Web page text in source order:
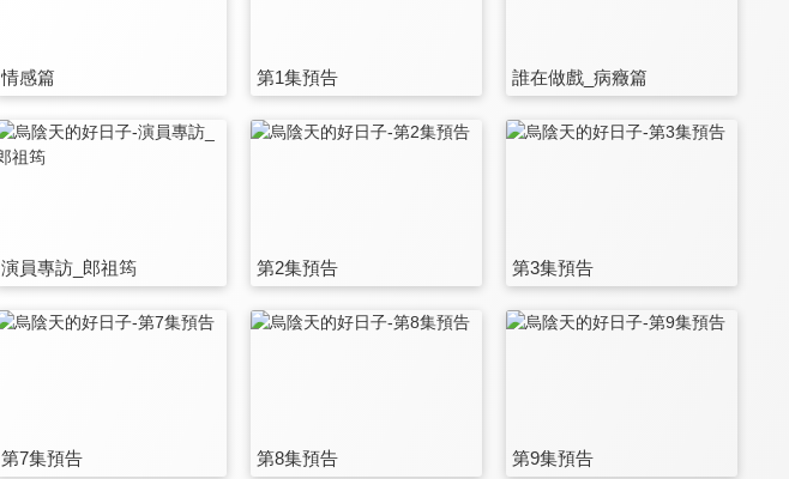
情感篇 第1集預告 誰在做戲_病癥篇
演員專訪_郎祖筠 第2集預告 第3集預告
第7集預告 第8集預告 第9集預告